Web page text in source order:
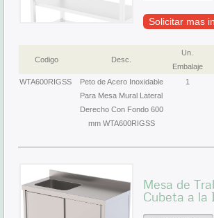
Solicitar mas
Codigo Desc.
Un.
Embalaje
WTA600RIGSS
Peto de Acero Inoxidable
Para Mesa Mural Lateral
Derecho Con Fondo 600
mm WTA600RIGSS
1
Mesa de
Cubeta a la